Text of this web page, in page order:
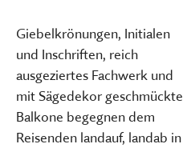
Giebelkrönungen, Initialen
und Inschriften, reich
ausgeziertes Fachwerk und
mit Sägedekor geschmückte
Balkone begegnen dem
Reisenden landauf, landab in